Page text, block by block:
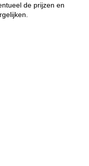
de prijzen en